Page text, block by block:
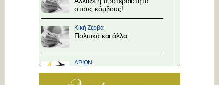
στους κόμβους!
Κική Ζέρβα
Πολιτικά και άλλα
ΑΡΙΩΝ
Τρέλας